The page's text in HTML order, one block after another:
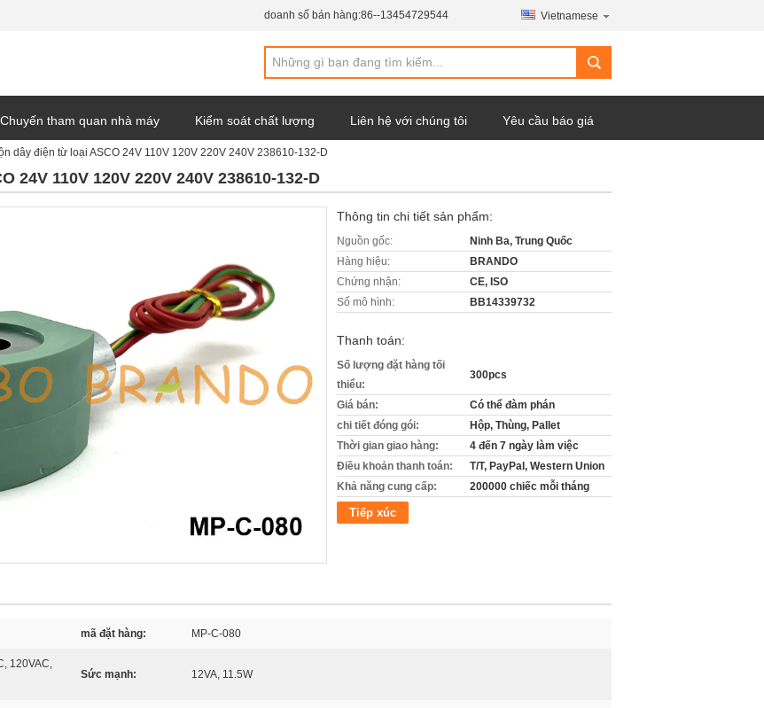
doanh số bán hàng:86--13454729544 Vietnamese
Chuyến tham quan nhà máy Kiểm soát chất lượng Liên hệ với chúng tôi Yêu cầu báo giá
dây điện từ loại ASCO 24V 110V 120V 220V 240V 238610-132-D
24V 110V 120V 220V 240V 238610-132-D
Thông tin chi tiết sản phẩm:
Nguồn gốc:
Ninh Ba, Trung Quốc
Hàng hiệu:
BRANDO
Chứng nhận:
CE, ISO
Số mô hình:
BB14339732
Thanh toán:
Số lượng đặt hàng tối
thiểu:
300pcs
Giá bán:
Có thể đàm phán
chi tiết đóng gói:
Hộp, Thùng, Pallet
Thời gian giao hàng:
4 đến 7 ngày làm việc
Điều khoản thanh toán:
T/T, PayPal, Western Union
Khả năng cung cấp:
200000 chiếc mỗi tháng
Tiếp xúc
mã đặt hàng: MP-C-080
120VAC,
Sức mạnh: 12VA, 11.5W